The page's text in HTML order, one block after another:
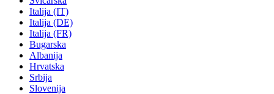
Italija (IT)
Italija (DE)
Italija (FR)
Bugarska
Albanija
Hrvatska
Srbija
Slovenija